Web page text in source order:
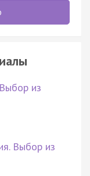
из
Выбор из